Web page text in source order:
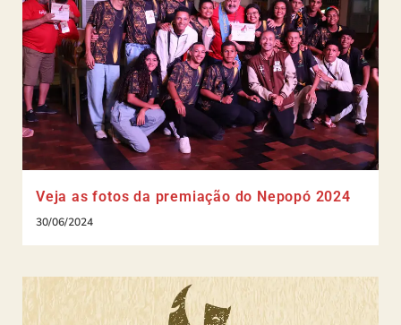
Veja as fotos da premiação do Nepopó 2024
30/06/2024